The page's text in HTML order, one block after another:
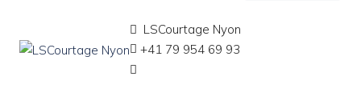
LSCourtage Nyon
+41 79 954 69 93